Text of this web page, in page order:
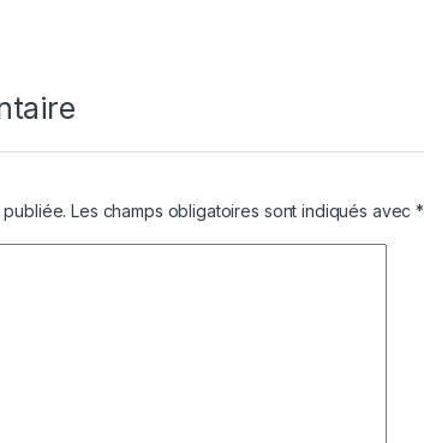
Les champs obligatoires sont indiqués avec*